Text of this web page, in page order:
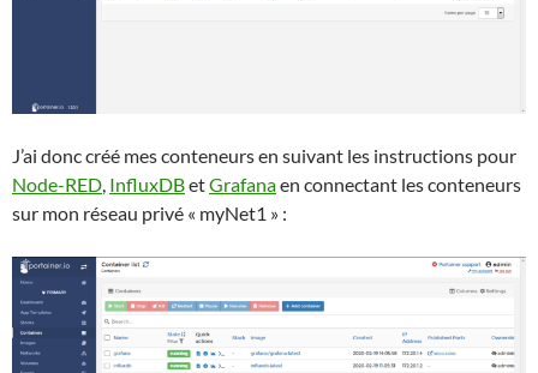
J’ai donc créé mes conteneurs en suivant les instructions pour
Node-RED, InfluxDBetGrafanaen connectant les conteneurs
sur mon réseau privé « myNet1 » :